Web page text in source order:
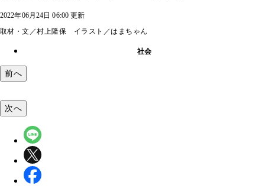
2022年06月24日 06:00 更新
取材・文／村上隆保 イラスト／はまちゃん
社会
前へ
次へ